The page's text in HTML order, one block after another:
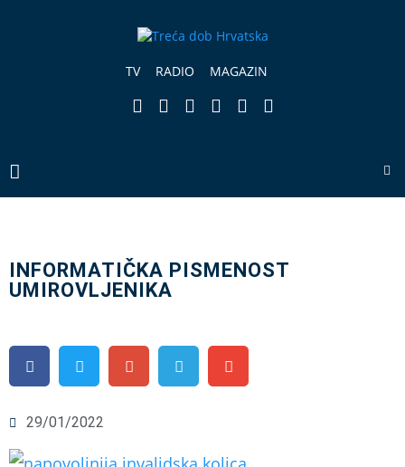
TV RADIO MAGAZIN
INFORMATIČKA PISMENOST
UMIROVLJENIKA
29/01/2022